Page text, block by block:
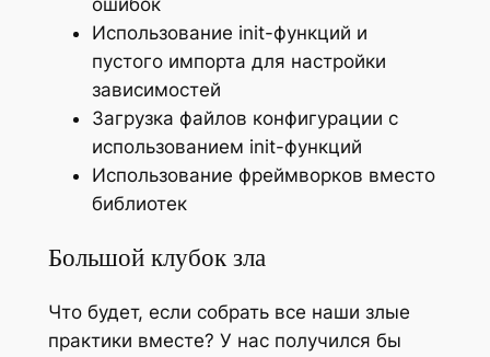
Использование init-функций и
пустого импорта для настройки
зависимостей
Загрузка файлов конфигурации с
использованием init-функций
Использование фреймворков вместо
библиотек
Большой клубок зла
Что будет, если собрать все наши злые
практики вместе? У нас получился бы